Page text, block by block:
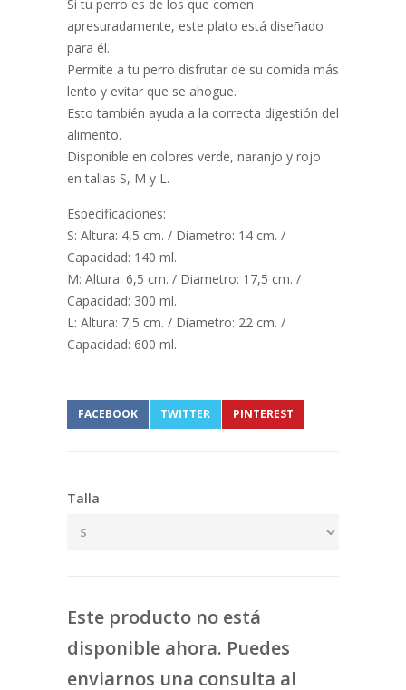
Si tu perro es de los que comen
apresuradamente, este plato está diseñado
para él.
Permite a tu perro disfrutar de su comida más
lento y evitar que se ahogue.
Esto también ayuda a la correcta digestión del
alimento.
Disponible en colores verde, naranjo y rojo
en tallas S, M y L.
Especificaciones:
S: Altura: 4,5 cm. / Diametro: 14 cm. /
Capacidad: 140 ml.
M: Altura: 6,5 cm. / Diametro: 17,5 cm. /
Capacidad: 300 ml.
L: Altura: 7,5 cm. / Diametro: 22 cm. /
Capacidad: 600 ml.
FACEBOOK TWITTER PINTEREST
Talla
Este producto no está
disponible ahora. Puedes
enviarnos una consulta al